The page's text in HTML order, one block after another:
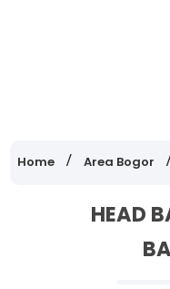
Home Area Bogor
HEAD